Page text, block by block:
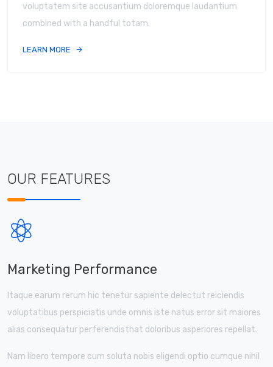
voluptatem site accusantium doloremque laudantium
combined with a handful totam.
LEARN MORE
OUR FEATURES
Marketing Performance
Itaque earum rerum hic tenetur sapiente delectut reiciendis
voluptatibus perspiciatis unde omnis iste natus error sit maiores
alias consequatur perferendisthat doloribus asperiores repellat.
Nam libero tempore cum soluta nobis eligendi optio cumque nihil